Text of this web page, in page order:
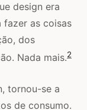
design era
fazer as coisas
dos
Nada mais.2
tornou-se a
de consumo.